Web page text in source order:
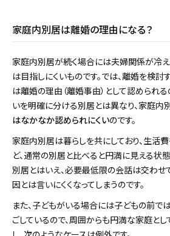
家庭内別居は離婚の理由になる？
家庭内別居が続く場合には夫婦関係が冷え
は目指しにくいものです。では、離婚を検
は離婚の理由（離婚事由）として認められる
いを明確に分ける別居とは異なり、家庭内
はなかなか認められにくいのです。
家庭内別居は暮らしを共にしており、生活
ど、通常の別居と比べると円満に見える状
別居とはいえ、必要最低限の会話は交わせ
因とは言いにくくなってしまうのです。
また、子どもがいる場合には子どもの前で
ごしているので、周囲からも円満な家庭とし